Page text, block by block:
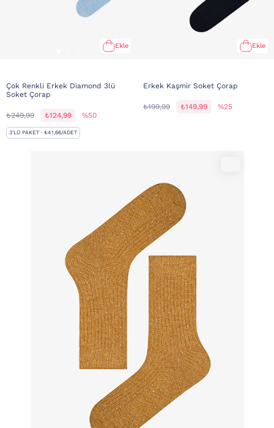
Ekle
Çok Renkli Erkek Diamond 3lü
Soket Çorap
₺249,99 ₺124,99 %50
3'LÜ PAKET · ₺41,66/ADET
Ekle
Erkek Kaşmir Soket Çorap
₺199,99 ₺149,99 %25